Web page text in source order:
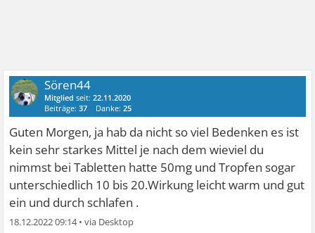
Sören44
Mitglied seit:22.11.2020
Beiträge:37 Danke:25
Guten Morgen, ja hab da nicht so viel Bedenken es ist
kein sehr starkes Mittel je nach dem wieviel du
nimmst bei Tabletten hatte 50mg und Tropfen sogar
unterschiedlich 10 bis 20.Wirkung leicht warm und gut
ein und durch schlafen .
18.12.2022 09:14•